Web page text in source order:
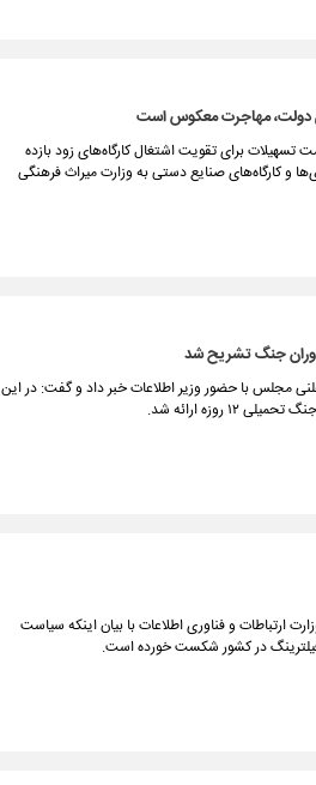
دولت، مهاجرت معکوس است
برای تقویت اشتغال کارگاه‌های زود بازده
و کارگاه‌های صنایع دستی به وزارت میراث فرهنگی
دوران جنگ تشریح شد
مجلس با حضور وزیر اطلاعات خبر داد و گفت: در این
روزه ارائه شد.
ارتباطات و فناوری اطلاعات با بیان اینکه سیاست
در کشور شکست خورده است.